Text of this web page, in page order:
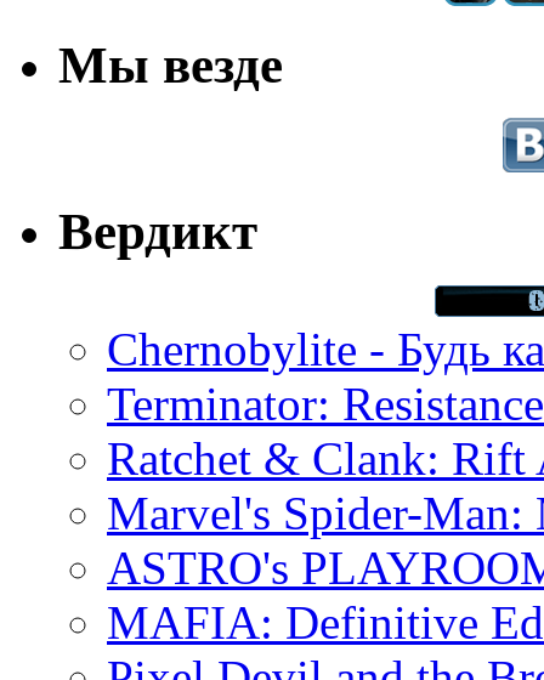
Мы везде
Вердикт
Chernobylite - Будь
Terminator:
Ratchet & Clank: Rift
Marvel's Spider-Man:
ASTRO's
MAFIA: Definitive